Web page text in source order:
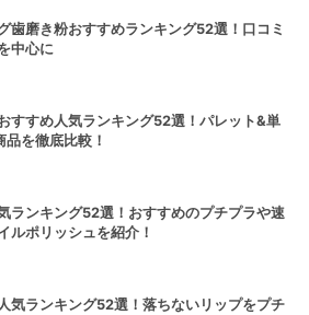
歯磨き粉おすすめランキング52選！口コミ
中心に
すすめ人気ランキング52選！パレット&単
を徹底比較！
ランキング52選！おすすめのプチプラや速
ルポリッシュを紹介！
気ランキング52選！落ちないリップをプチ